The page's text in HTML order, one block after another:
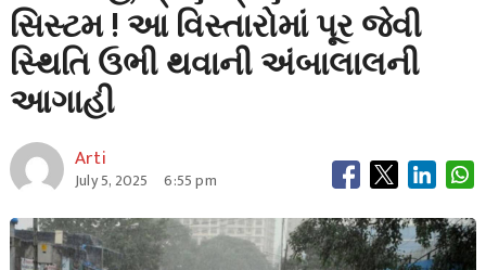
t
t
o
સિસ્ટમ ! આ વિસ્તારોમાં પૂર જેવી
સ્થિતિ ઉભી થવાની અંબાલાલની
આગાહી
Arti
July 5, 2025 6:55 pm